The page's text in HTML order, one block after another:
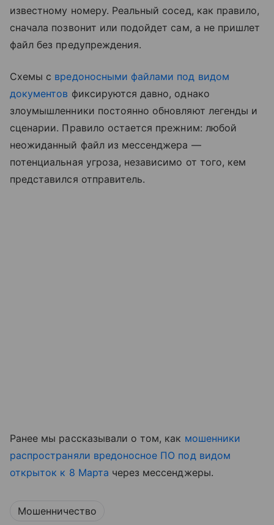
известному номеру. Реальный сосед, как правило,
сначала позвонит или подойдет сам, а не пришлет
файл без предупреждения.
Схемы с вредоносными файлами под видом
документов фиксируются давно, однако
злоумышленники постоянно обновляют легенды и
сценарии. Правило остается прежним: любой
неожиданный файл из мессенджера —
потенциальная угроза, независимо от того, кем
представился отправитель.
Ранее мы рассказывали о том, как мошенники
распространяли вредоносное ПО под видом
открыток к 8 Марта через мессенджеры.
Мошенничество